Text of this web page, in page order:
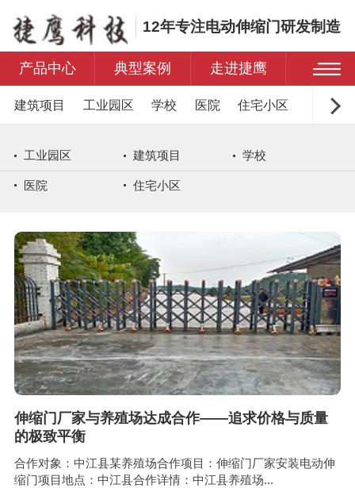
12年专注电动伸缩门研发制造
产品中心 典型案例 走进捷鹰
建筑项目 工业园区 学校 医院 住宅小区
工业园区 建筑项目 学校
医院 住宅小区
伸缩门厂家与养殖场达成合作——追求价格与质量
的极致平衡
合作对象：中江县某养殖场合作项目：伸缩门厂家安装电动伸
缩门项目地点：中江县合作详情：中江县养殖场...